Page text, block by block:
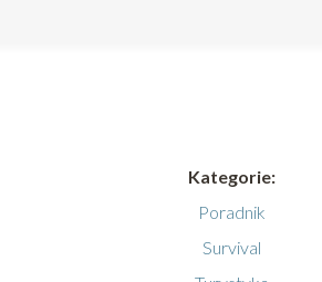
Kategorie:
Poradnik
Survival